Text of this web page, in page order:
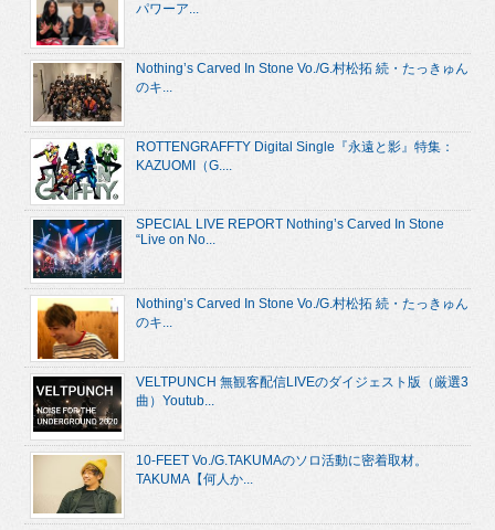
パワーア...
Nothing’s Carved In Stone Vo./G.村松拓 続・たっきゅん
のキ...
ROTTENGRAFFTY Digital Single『永遠と影』特集：
KAZUOMI（G....
SPECIAL LIVE REPORT Nothing’s Carved In Stone
“Live on No...
Nothing’s Carved In Stone Vo./G.村松拓 続・たっきゅん
のキ...
VELTPUNCH 無観客配信LIVEのダイジェスト版（厳選3
曲）Youtub...
10-FEET Vo./G.TAKUMAのソロ活動に密着取材。
TAKUMA【何人か...